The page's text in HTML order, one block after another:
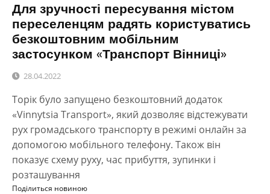
Для зручності пересування містом
переселенцям радять користуватись
безкоштовним мобільним
застосунком «Транспорт Вінниці»
28.04.2022
Торік було запущено безкоштовний додаток
«Vinnytsia Transport», який дозволяє відстежувати
рух громадського транспорту в режимі онлайн за
допомогою мобільного телефону. Також він
показує схему руху, час прибуття, зупинки і
розташування
Поділиться новиною